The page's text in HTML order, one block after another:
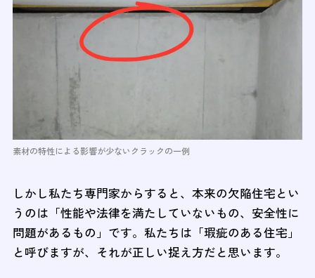
素材の特性による影響が少ないクラックの一例
しかし私たち専門家からすると、本来の欠陥住宅とい
うのは「性能や法律を満たしていないもの、安全性に
問題があるもの」です。私たちは「瑕疵のある住宅」
と呼びますが、それが正しい捉え方だと思います。